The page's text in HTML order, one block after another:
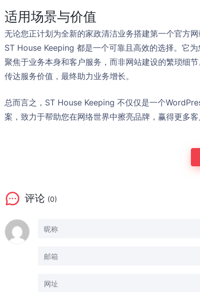
适用场景与价值
无论您正计划为全新的家政清洁业务搭建第一个官方
ST House Keeping 都是一个可靠且高效的选择。它
聚焦于业务本身和客户服务，而非网站建设的繁琐细
传达服务价值，最终助力业务增长。
总而言之，ST House Keeping 不仅仅是一个
案，致力于帮助您在网络世界中擦亮品牌，赢得更多客
评论 (0)